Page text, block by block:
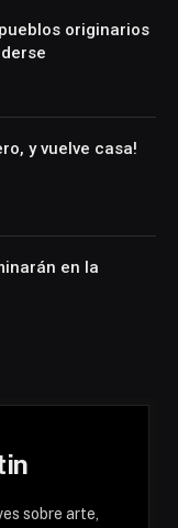
originarios
y vuelve casa!
en la
sobre arte,